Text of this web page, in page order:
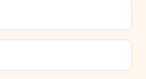
um serviço de embrulho.
presentes numa embalagem